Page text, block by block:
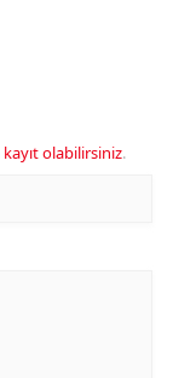
kayıt olabilirsiniz.